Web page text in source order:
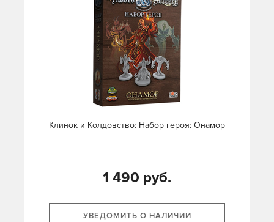
Клинок и Колдовство: Набор героя: Онамор
1 490 руб.
УВЕДОМИТЬ О НАЛИЧИИ